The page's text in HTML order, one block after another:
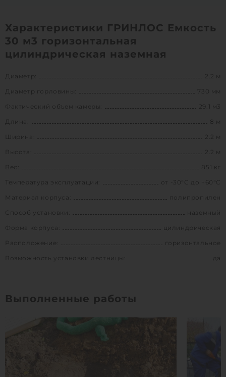
Характеристики ГРИНЛОС Емкость
30 м3 горизонтальная
цилиндрическая наземная
Диаметр:
2.2 м
Диаметр горловины:
730 мм
Фактический объем камеры:
29.1 м3
Длина:
8 м
Ширина:
2.2 м
Высота:
2.2 м
851 кг
Температура эксплуатации:
от -30°C до +60°C
Материал корпуса:
полипропилен
Способ установки:
наземный
Форма корпуса:
цилиндрическая
Расположение:
горизонтальное
Возможность установки лестницы:
да
Выполненные работы